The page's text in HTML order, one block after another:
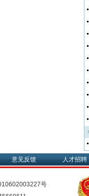
意见反馈 人才招聘
号